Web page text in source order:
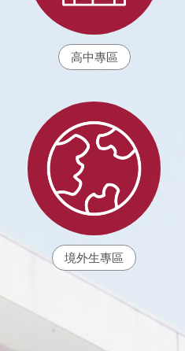
高中專區
境外生專區